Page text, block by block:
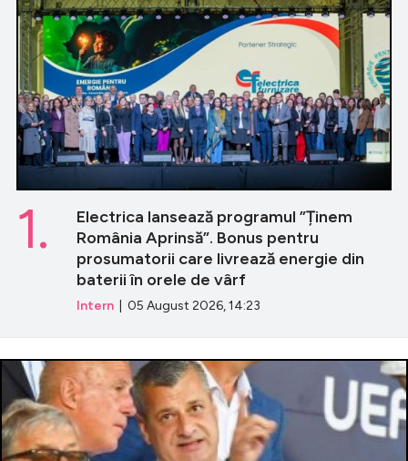
Electrica lansează programul ”Ținem
România Aprinsă”. Bonus pentru
prosumatorii care livrează energie din
baterii în orele de vârf
Intern | 05 August 2026, 14:23
1.